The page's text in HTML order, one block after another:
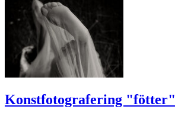
Konstfotografering "fötter"